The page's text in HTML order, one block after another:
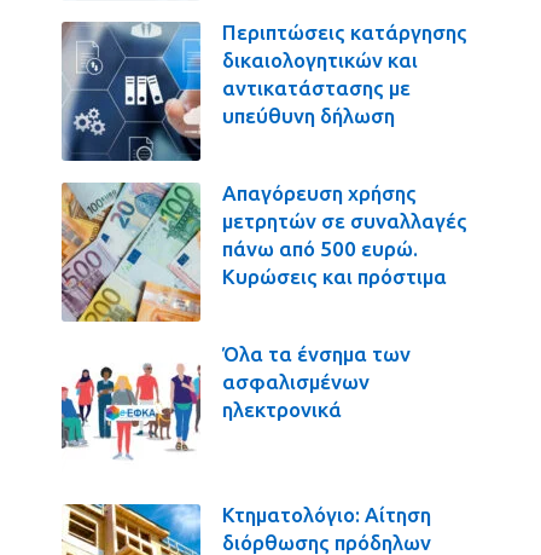
Περιπτώσεις κατάργησης
δικαιολογητικών και
αντικατάστασης με
υπεύθυνη δήλωση
Απαγόρευση χρήσης
μετρητών σε συναλλαγές
πάνω από 500 ευρώ.
Κυρώσεις και πρόστιμα
Όλα τα ένσημα των
ασφαλισμένων
ηλεκτρονικά
Κτηματολόγιο: Αίτηση
διόρθωσης πρόδηλων